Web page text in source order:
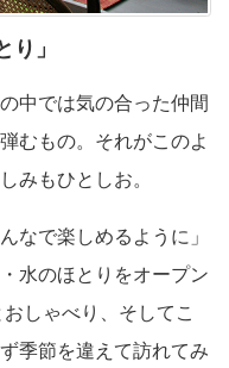
り」
中では気の合った仲間
むもの。それがこのよ
みもひとしお。
なで楽しめるように」
水のほとりをオープン
しゃべり、そしてこ
季節を違えて訪れてみ